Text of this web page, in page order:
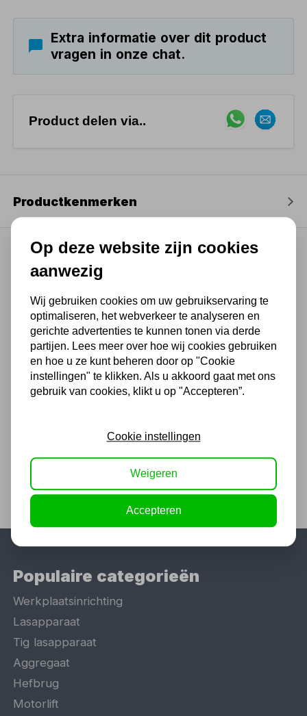
Extra informatie over dit product
vragen in onze chat.
Product delen via..
Productkenmerken
Chat met ons van 9:00 tot 21:00 !
Voor 16.00 u besteld, dezelfde dag
verzonden
(Technische) Vragen ? Bel ons +31
Populaire categorieën
Werkplaatsinrichting
Lasapparaat
Tig lasapparaat
Aggregaat
Hefbrug
Motorlift
Op deze website zijn cookies
aanwezig
Wij gebruiken cookies om uw gebruikservaring te
optimaliseren, het webverkeer te analyseren en
gerichte advertenties te kunnen tonen via derde
partijen. Lees meer over hoe wij cookies gebruiken
en hoe u ze kunt beheren door op "Cookie
instellingen" te klikken. Als u akkoord gaat met ons
gebruik van cookies, klikt u op "Accepteren”.
Cookie instellingen
Weigeren
Accepteren